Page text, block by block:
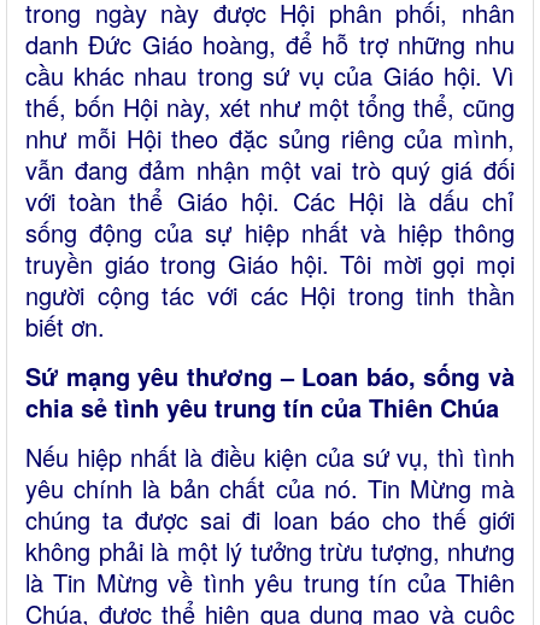
trong ngày này được Hội phân phối, nhân
danh Đức Giáo hoàng, để hỗ trợ những nhu
cầu khác nhau trong sứ vụ của Giáo hội. Vì
thế, bốn Hội này, xét như một tổng thể, cũng
như mỗi Hội theo đặc sủng riêng của mình,
vẫn đang đảm nhận một vai trò quý giá đối
với toàn thể Giáo hội. Các Hội là dấu chỉ
sống động của sự hiệp nhất và hiệp thông
truyền giáo trong Giáo hội. Tôi mời gọi mọi
người cộng tác với các Hội trong tinh thần
biết ơn.
Sứ mạng yêu thương – Loan báo, sống và
chia sẻ tình yêu trung tín của Thiên Chúa
Nếu hiệp nhất là điều kiện của sứ vụ, thì tình
yêu chính là bản chất của nó. Tin Mừng mà
chúng ta được sai đi loan báo cho thế giới
không phải là một lý tưởng trừu tượng, nhưng
là Tin Mừng về tình yêu trung tín của Thiên
Chúa, được thể hiện qua dung mạo và cuộc